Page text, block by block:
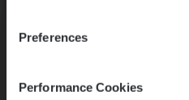
Preferences
Performance Cookies